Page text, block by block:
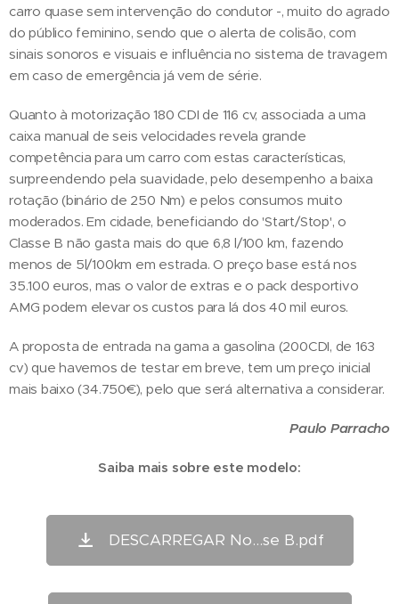
carro quase sem intervenção do condutor -, muito do agrado
do público feminino, sendo que o alerta de colisão, com
sinais sonoros e visuais e influência no sistema de travagem
em caso de emergência já vem de série.
Quanto à motorização 180 CDI de 116 cv, associada a uma
caixa manual de seis velocidades revela grande
competência para um carro com estas características,
surpreendendo pela suavidade, pelo desempenho a baixa
rotação (binário de 250 Nm) e pelos consumos muito
moderados. Em cidade, beneficiando do 'Start/Stop', o
Classe B não gasta mais do que 6,8 l/100 km, fazendo
menos de 5l/100km em estrada. O preço base está nos
35.100 euros, mas o valor de extras e o pack desportivo
AMG podem elevar os custos para lá dos 40 mil euros.
A proposta de entrada na gama a gasolina (200CDI, de 163
cv) que havemos de testar em breve, tem um preço inicial
mais baixo (34.750€), pelo que será alternativa a considerar.
Paulo Parracho
Saiba mais sobre este modelo:
DESCARREGAR No...se B.pdf